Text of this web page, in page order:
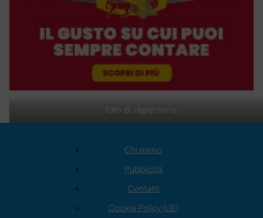
foto di repertorio
Chi siamo
Pubblicità
Contatti
Cookie Policy (UE)